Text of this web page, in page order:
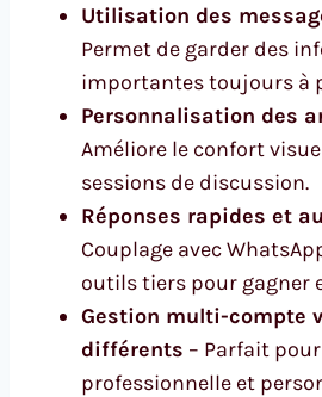
Utilisation des
Permet de garder des
importantes toujours à
Personnalisation des
Améliore le confort
sessions de discussion.
Réponses rapides et
Couplage avec
outils tiers pour gagner
Gestion multi-compte
différents – Parfait
professionnelle et